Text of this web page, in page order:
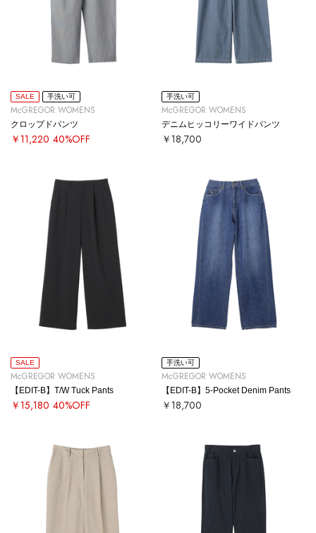
SALE 手洗い可
McGREGOR WOMENS
クロップドパンツ
￥11,220 40%OFF
手洗い可
McGREGOR WOMENS
デニムヒッコリーワイドパンツ
￥18,700
SALE
McGREGOR WOMENS
【EDIT-B】T/W Tuck Pants
￥15,180 40%OFF
手洗い可
McGREGOR WOMENS
【EDIT-B】5-Pocket Denim Pants
￥18,700